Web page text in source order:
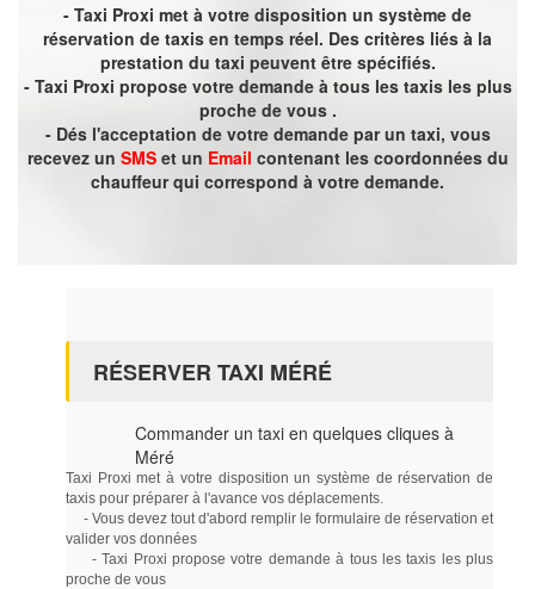
- Taxi Proxi met à votre disposition un système de
réservation de taxis en temps réel. Des critères liés à la
prestation du taxi peuvent être spécifiés.
- Taxi Proxi propose votre demande à tous les taxis les plus
proche de vous .
- Dés l'acceptation de votre demande par un taxi, vous
recevez un SMSet un Email contenant les coordonnées du
chauffeur qui correspond à votre demande.
RÉSERVER TAXI MÉRÉ
Commander un taxi en quelques cliques à
Méré
Taxi Proxi met à votre disposition un système de réservation de
taxis pour préparer à l'avance vos déplacements.
- Vous devez tout d'abord remplir le formulaire de réservation et
valider vos données
- Taxi Proxi propose votre demande à tous les taxis les plus
proche de vous